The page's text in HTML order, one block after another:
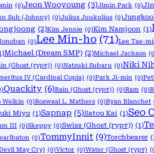
(0)Jeon Wooyoung (3)Jimin Park (0)
Suh (Johnny) (0)Julius Juukulius (0)
(2)Kim Jennie (0)Kim Namjoon (1)
(0)Lee Min-ho (71)Lee Tae-
Michael (Dream SMP) (2)Michael Jackson
(Ghost (гурт)) (0)Natsuki Subaru (0)Niki
IV (Cardinal Copia) (0)Park Ji-min (0)
Quackity (6)Rain (Ghost (гурт)) (0)Ram (0)
Welkin (0)Roswaal L. Mathers (0)Ryan Blanchet
Miyu (1)Sapnap (5)Satou Kai (1)Seo
III (0)Skeppy (0)Swiss (Ghost (гурт)) (1)
(0)TommyInnit (9)Torchbearer
May Cry) (0)Victor (0)Water (Ghost (гурт)